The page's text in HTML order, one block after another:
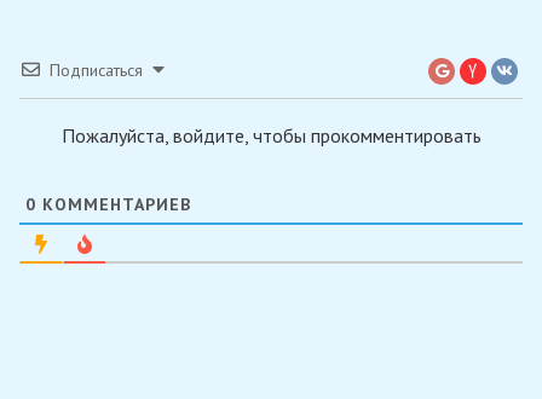
Подписаться
Пожалуйста, войдите, чтобы прокомментировать
0 КОММЕНТАРИЕВ